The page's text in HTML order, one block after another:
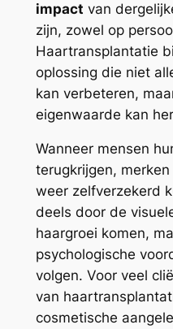
impact van
zijn, zowel op
Haartransplantatie
oplossing die niet
kan verbeteren,
eigenwaarde kan
Wanneer mensen
terugkrijgen,
weer zelfverzekerd
deels door de
haargroei komen,
psychologische
volgen. Voor veel
van
cosmetische